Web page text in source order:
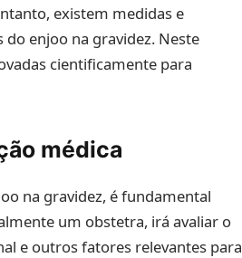
existem medidas e
enjoo na gravidez. Neste
cientificamente para
médica
na gravidez, é fundamental
um obstetra, irá avaliar o
e outros fatores relevantes para